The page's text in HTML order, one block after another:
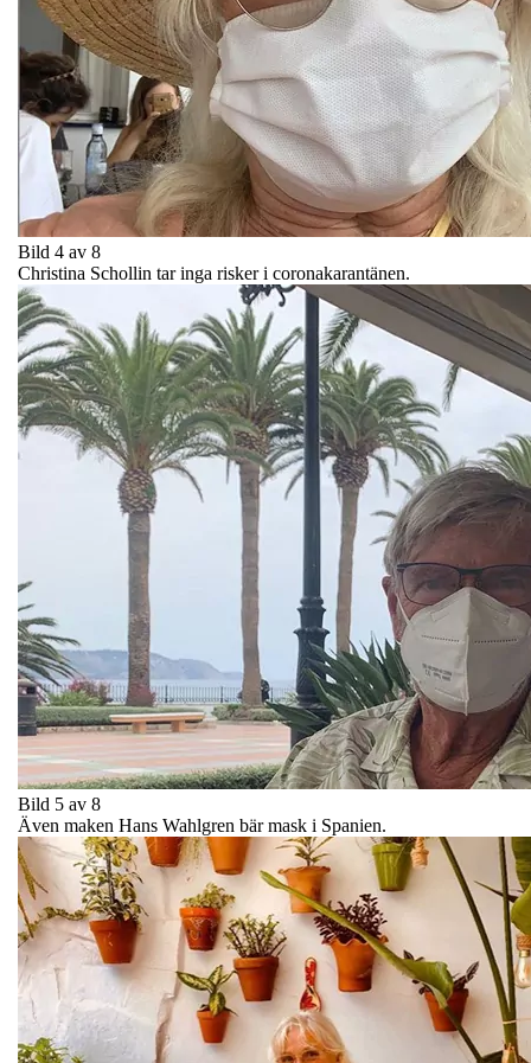
Bild 4 av 8
Christina Schollin tar inga risker i coronakarantänen.
Bild 5 av 8
Även maken Hans Wahlgren bär mask i Spanien.